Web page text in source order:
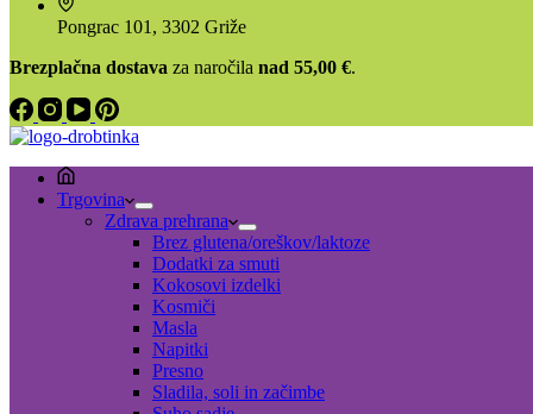
Pongrac 101, 3302 Griže
Brezplačna dostava za naročila nad 55,00 €.
Trgovina
Zdrava prehrana
Brez glutena/oreškov/laktoze
Dodatki za smuti
Kokosovi izdelki
Kosmiči
Masla
Napitki
Presno
Sladila, soli in začimbe